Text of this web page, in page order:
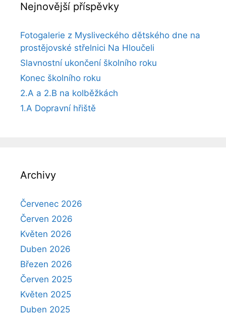
Nejnovější příspěvky
Fotogalerie z Mysliveckého dětského dne na
prostějovské střelnici Na Hloučeli
Slavnostní ukončení školního roku
Konec školního roku
2.A a 2.B na kolběžkách
1.A Dopravní hřiště
Archivy
Červenec 2026
Červen 2026
Květen 2026
Duben 2026
Březen 2026
Červen 2025
Květen 2025
Duben 2025